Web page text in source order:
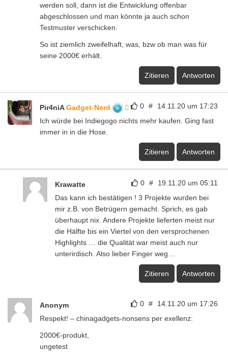
werden soll, dann ist die Entwicklung offenbar
abgeschlossen und man könnte ja auch schon
Testmuster verschicken.
So ist ziemlich zweifelhaft, was, bzw ob man was für
seine 2000€ erhält.
Zitieren Antworten
0 # 14.11.20 um 17:23
Pir4niAGadget-Nerd
Ich würde bei Indiegogo nichts mehr kaufen. Ging fast
immer in in die Hose.
Zitieren Antworten
0 # 19.11.20 um 05:11
Krawatte
Das kann ich bestätigen ! 3 Projekte wurden bei
mir z.B. von Betrügern gemacht. Sprich, es gab
überhaupt nix. Andere Projekte lieferten meist nur
die Hälfte bis ein Viertel von den versprochenen
Highlights … die Qualität war meist auch nur
unterirdisch. Also lieber Finger weg…
Zitieren Antworten
0 # 14.11.20 um 17:26
Anonym
Respekt! – chinagadgets-nonsens per exellenz:
2000€-produkt,
ungetest